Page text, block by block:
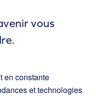
vous
en constante
et technologies